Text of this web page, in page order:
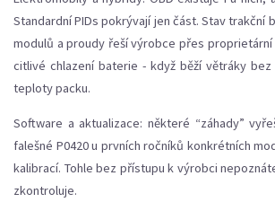
Standardní PIDs pokrývají jen část. Stav trakční
modulů a proudy řeší výrobce přes proprietární
citlivé chlazení baterie - když běží větráky
teploty packu.
Software a aktualizace: některé “záhady”
falešné P0420 u prvních ročníků konkrétních
kalibrací. Tohle bez přístupu k výrobci
zkontroluje.